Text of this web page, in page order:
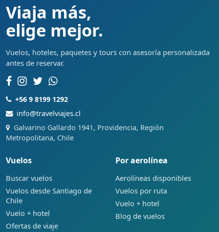
Viaja más,
elige mejor.
Vuelos, hoteles, paquetes y tours con asesoría personalizada
antes de reservar.
+56 9 8199 1292
info@travelviajes.cl
Galvarino Gallardo 1941, Providencia, Región
Metropolitana, Chile
Vuelos
Buscar vuelos
Vuelos desde Santiago de
Chile
Vuelo + hotel
Ofertas de viaje
Por aerolínea
Aerolíneas disponibles
Vuelos por ruta
Vuelo + hotel
Blog de vuelos